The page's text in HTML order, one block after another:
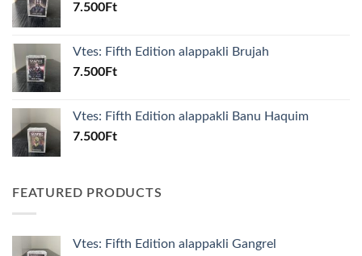
7.500Ft
Vtes: Fifth Edition alappakli Brujah
7.500Ft
Vtes: Fifth Edition alappakli Banu Haquim
7.500Ft
FEATURED PRODUCTS
Vtes: Fifth Edition alappakli Gangrel